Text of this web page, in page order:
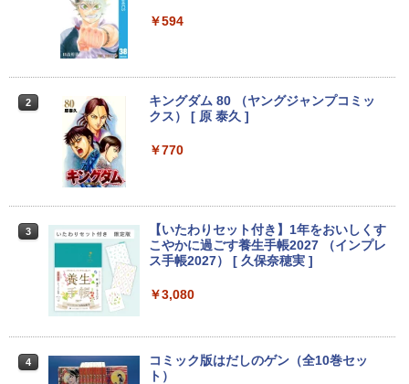
晶/USB 3.0/VGA/HDMI/DVD/Office/中古
【中古】 店長セレクト おまかせA4ノー
Dドライブ(内蔵or外付) WPS Office付き
中古パソコン
￥11,800
おまかせ 高性能 Core i5 高速 SSD128G
B メモリ4GB 15.6インチ 大画面 DVDド
ライブ 無線LAN 新品マウス付き Office
1GHz Win11 Pro SSD ミニパソコン US
DELL/デル OPTIPLEX 7090 SFF【第11
￥54,000
【エントリーでポイント100％還元のチ
z 6コア 12スレッド OCuLink Windows
11 Pro LPDDR5 6400MT/s 16T増設 3画
面2.5GbpsLAN Bluetooth5.2 WiFi HD
光沢 ノングレア 液晶ディスプレイ ディ
まで】 モニター 21.5型 液晶ディスプレ
ライトカット VAパネル VESAフル FHD
ノングレア MAXZEN JM22CH02
￥9,480
00-8/11 01:59】Xiaomi Monitor A24i 20
26 ディスプレイ 1080P 23.8インチ 144
Hzリフレッシュレート sRGB99% 1670
￥594
2
キングダム 80 （ヤングジャンプコミッ
クス） [ 原 泰久 ]
￥770
3
【いたわりセット付き】1年をおいしくす
こやかに過ごす養生手帳2027 （インプレ
ス手帳2027） [ 久保奈穂実 ]
￥3,080
4
コミック版はだしのゲン（全10巻セッ
ト）